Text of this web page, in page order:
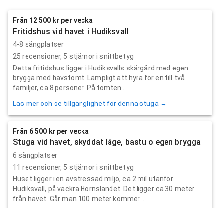
Från 12 500 kr per vecka
Fritidshus vid havet i Hudiksvall
4-8 sängplatser
25 recensioner, 5 stjärnor i snittbetyg
Detta fritidshus ligger i Hudiksvalls skärgård med egen
brygga med havstomt. Lämpligt att hyra för en till två
familjer, ca 8 personer. På tomten...
Läs mer och se tillgänglighet för denna stuga →
Från 6 500 kr per vecka
Stuga vid havet, skyddat läge, bastu o egen brygga
6 sängplatser
11 recensioner, 5 stjärnor i snittbetyg
Huset ligger i en avstressad miljö, ca 2 mil utanför
Hudiksvall, på vackra Hornslandet. Det ligger ca 30 meter
från havet. Går man 100 meter kommer...